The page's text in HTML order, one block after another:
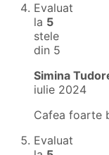
Evaluat
la 5
stele
din 5
Simina
iulie 2024
Cafea foarte
Evaluat